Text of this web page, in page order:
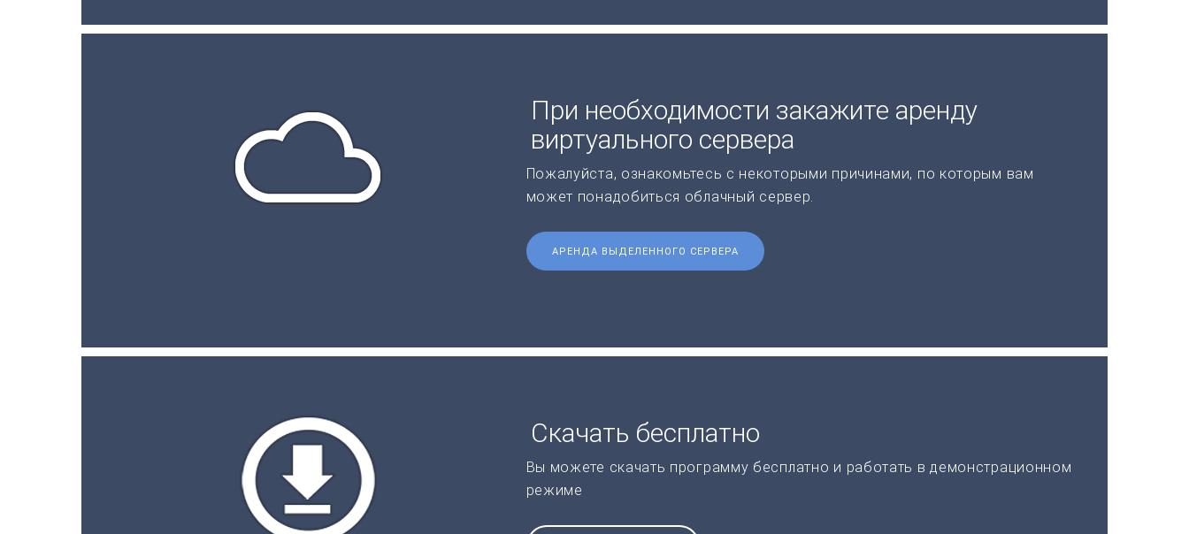
При необходимости закажите аренду
виртуального сервера
Пожалуйста, ознакомьтесь с некоторыми причинами, по которым вам
может понадобиться облачный сервер.
АРЕНДА ВЫДЕЛЕННОГО СЕРВЕРА
Скачать бесплатно
Вы можете скачать программу бесплатно и работать в демонстрационном
режиме